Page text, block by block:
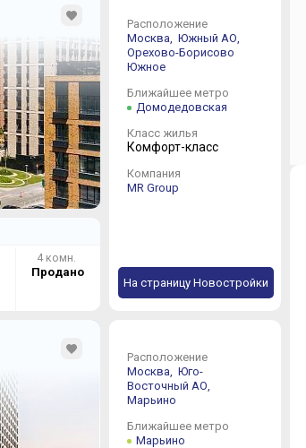
4 комн.
Продано
Расположение
Москва, Южный АО,
Орехово-Борисово
Южное
Ближайшее метро
Домодедовская
Класс жилья
Комфорт-класс
Компания
MR Group
На страницу Новостройки
Расположение
Москва, Юго-
Восточный АО,
Марьино
Ближайшее метро
Марьино